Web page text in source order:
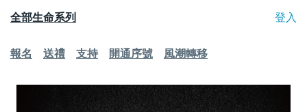
全部生命系列 登入
報名 送禮 支持 開通序號 風潮轉移